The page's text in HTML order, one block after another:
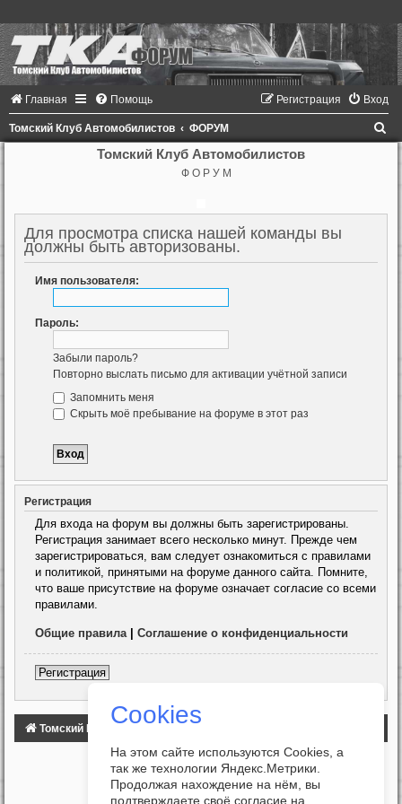
Главная Помощь Вход
Регистрация
Томский Клуб Автомобилистов ФОРУМ
Томский Клуб Автомобилистов
Ф О Р У М
Для просмотра списка нашей команды вы
должны быть авторизованы.
Имя пользователя:
Пароль:
Забыли пароль?
Повторно выслать письмо для активации учётной записи
Запомнить меня
Скрыть моё пребывание на форуме в этот раз
Регистрация
Для входа на форум вы должны быть зарегистрированы.
Регистрация занимает всего несколько минут. Прежде чем
зарегистрироваться, вам следует ознакомиться с правилами
и политикой, принятыми на форуме данного сайта. Помните,
что ваше присутствие на форуме означает согласие со всеми
правилами.
Общие правила | Соглашение о конфиденциальности
Регистрация
Томский Клуб Автомобилистов
Cookies
На этом сайте используются Cookies, а
так же технологии Яндекс.Метрики.
Продолжая нахождение на нём, вы
подтверждаете своё согласие на